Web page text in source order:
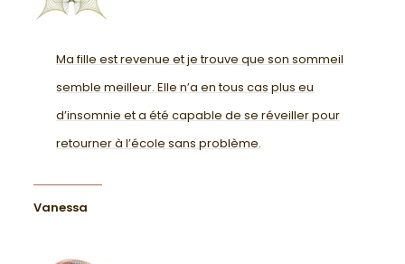
Ma fille est revenue et je trouve que son sommeil
semble meilleur. Elle n’a en tous cas plus eu
d’insomnie et a été capable de se réveiller pour
retourner à l’école sans problème.
Vanessa